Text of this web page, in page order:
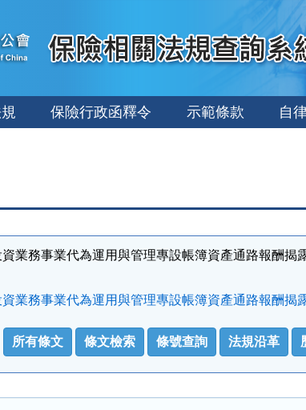
保險行政函釋令 示範條款 自
業務事業代為運用與管理專設帳簿資產通路報酬揭
業務事業代為運用與管理專設帳簿資產通路報酬揭
所有條文 條文檢索 條號查詢 法規沿革